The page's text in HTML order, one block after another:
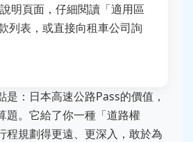
明頁面，仔細閱讀「適用區
列表，或直接向租車公司詢
是：日本高速公路Pass的價值，
題。它給了你一種「道路權
程規劃得更遠、更深入，敢於為